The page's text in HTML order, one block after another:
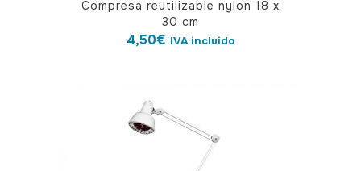
Compresa reutilizable nylon 18 x
30 cm
4,50€ IVA incluido